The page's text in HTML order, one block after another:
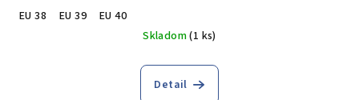
EU 38
EU 39
EU 40
Skladom(1 ks)
Detail